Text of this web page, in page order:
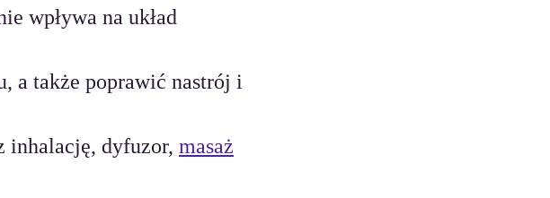
wpływa na układ
a także poprawić nastrój i
inhalację, dyfuzor, masaż